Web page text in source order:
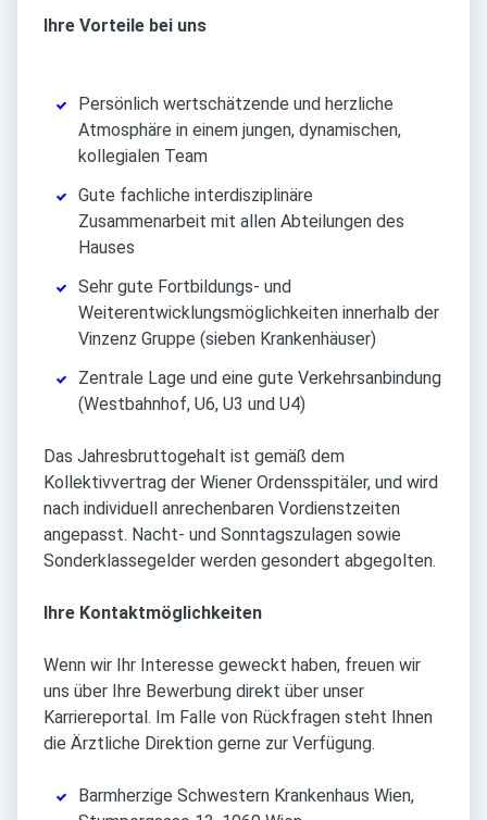
Ihre Vorteile bei uns
Persönlich wertschätzende und herzliche
Atmosphäre in einem jungen, dynamischen,
kollegialen Team
Gute fachliche interdisziplinäre
Zusammenarbeit mit allen Abteilungen des
Hauses
Sehr gute Fortbildungs- und
Weiterentwicklungsmöglichkeiten innerhalb der
Vinzenz Gruppe (sieben Krankenhäuser)
Zentrale Lage und eine gute Verkehrsanbindung
(Westbahnhof, U6, U3 und U4)
Das Jahresbruttogehalt ist gemäß dem
Kollektivvertrag der Wiener Ordensspitäler, und wird
nach individuell anrechenbaren Vordienstzeiten
angepasst. Nacht- und Sonntagszulagen sowie
Sonderklassegelder werden gesondert abgegolten.
Ihre Kontaktmöglichkeiten
Wenn wir Ihr Interesse geweckt haben, freuen wir
uns über Ihre Bewerbung direkt über unser
Karriereportal. Im Falle von Rückfragen steht Ihnen
die Ärztliche Direktion gerne zur Verfügung.
Barmherzige Schwestern Krankenhaus Wien,